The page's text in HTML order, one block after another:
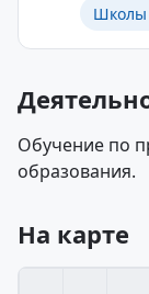
Школы
Обучение по
образования.
На карте